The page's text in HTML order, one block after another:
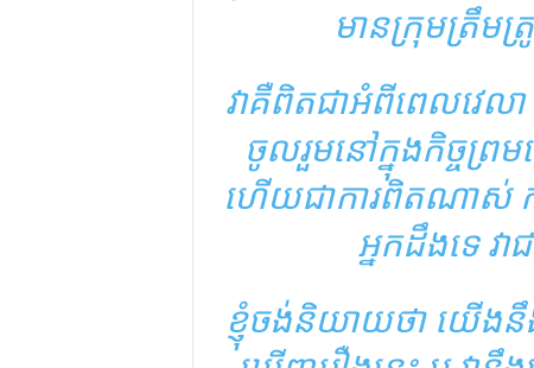
មាន​ក្រុម​ត្រឹមត្
វាគឺពិតជាអំពីពេលវេ
ចូលរួមនៅក្នុងកិច្ចព្រម
ហើយជាការពិតណាស់ ក
អ្នកដឹងទេ វ
ខ្ញុំចង់និយាយថា យើង